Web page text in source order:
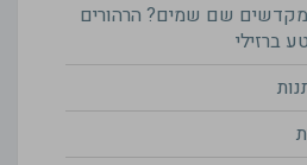
מקדשים שם שמים? הרהורים
ברזילי